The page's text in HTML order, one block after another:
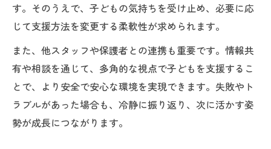
す。そのうえで、子どもの気持ちを受け止め、必要に応
じて支援方法を変更する柔軟性が求められます。
また、他スタッフや保護者との連携も重要です。情報共
有や相談を通じて、多角的な視点で子どもを支援するこ
とで、より安全で安心な環境を実現できます。失敗やト
ラブルがあった場合も、冷静に振り返り、次に活かす姿
勢が成長につながります。